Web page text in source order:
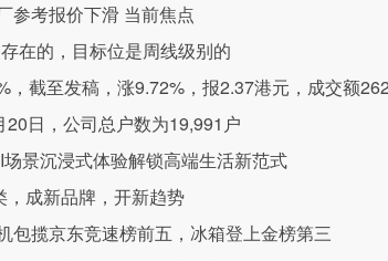
参考报价下滑 当前焦点
在的，目标位是周线级别的
，截至发稿，涨9.72%，报2.37港元，成交额
日，公司总户数为19,991户
景沉浸式体验解锁高端生活新范式
成新品牌，开新趋势
包揽京东竞速榜前五，冰箱登上金榜第三